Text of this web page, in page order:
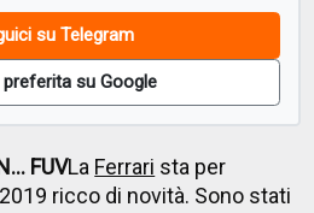
su Telegram
preferita su Google
FUVLa Ferrari sta per
ricco di novità. Sono stati